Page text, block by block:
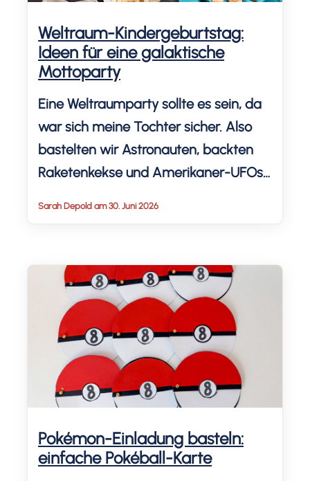
Weltraum-Kindergeburtstag:
Ideen für eine galaktische
Mottoparty
Eine Weltraumparty sollte es sein, da
war sich meine Tochter sicher. Also
bastelten wir Astronauten, backten
Raketenkekse und Amerikaner-UFOs
den Essbereich. Wir haben auch das
Riesenkonfetti und die Muffin-Picker
selbst gemacht: zum Download für
dich. Lass dich von unserem
Weltraum-Kindergeburtstag
inspirieren […]
Sarah Depold am 30. Juni 2026
Pokémon-Einladung basteln:
einfache Pokéball-Karte